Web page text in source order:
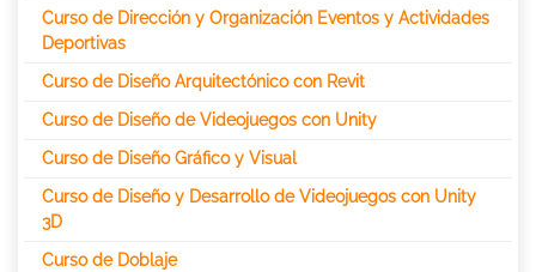
Curso de Dirección y Organización Eventos y Actividades
Deportivas
Curso de Diseño Arquitectónico con Revit
Curso de Diseño de Videojuegos con Unity
Curso de Diseño Gráfico y Visual
Curso de Diseño y Desarrollo de Videojuegos con Unity
3D
Curso de Doblaje